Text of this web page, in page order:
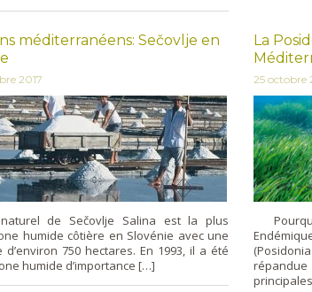
méditerranéens: Sečovlje en
2017
de Sečovlje Salina est la plus
humide côtière en Slovénie avec une
d’environ 750 hectares. En 1993, il a été
humide d’importance […]
La
25 octobre